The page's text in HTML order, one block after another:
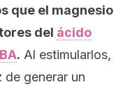
que el magnesio
del ácido
. Al estimularlos,
de generar un